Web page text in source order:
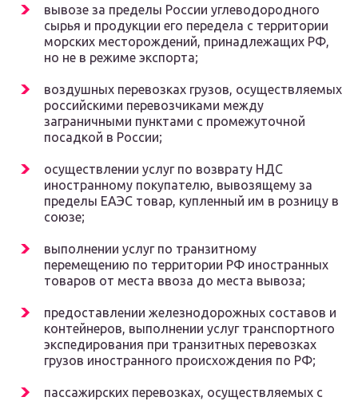
вывозе за пределы России углеводородного
сырья и продукции его передела с территории
морских месторождений, принадлежащих РФ,
но не в режиме экспорта;
воздушных перевозках грузов, осуществляемых
российскими перевозчиками между
заграничными пунктами с промежуточной
посадкой в России;
осуществлении услуг по возврату НДС
иностранному покупателю, вывозящему за
пределы ЕАЭС товар, купленный им в розницу в
союзе;
выполнении услуг по транзитному
перемещению по территории РФ иностранных
товаров от места ввоза до места вывоза;
предоставлении железнодорожных составов и
контейнеров, выполнении услуг транспортного
экспедирования при транзитных перевозках
грузов иностранного происхождения по РФ;
пассажирских перевозках, осуществляемых с